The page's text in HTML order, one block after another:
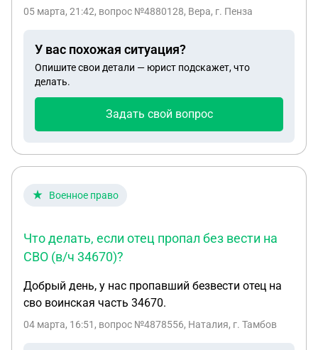
05 марта, 21:42, вопрос №4880128, Вера, г. Пенза
У вас похожая ситуация?
Опишите свои детали — юрист подскажет, что
делать.
Задать свой вопрос
Военное право
Что делать, если отец пропал без вести на
СВО (в/ч 34670)?
Добрый день, у нас пропавший безвести отец на
сво воинская часть 34670.
04 марта, 16:51 , вопрос №4878556, Наталия, г. Тамбов